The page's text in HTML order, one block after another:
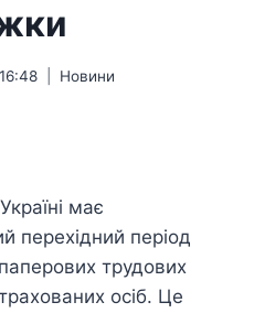
Hовини
має
перехідний період
трудових
осіб. Це